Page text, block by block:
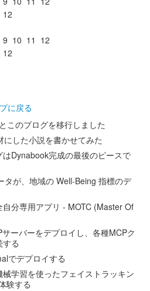
12
9 10 11 12
12
に戻る
このブログを移行しました
した小説を書かせてみた
Dynabook完成の最後のピースで
タが、地域の Well-Being 指標のデ
分専用アプリ - MOTC (Master Of
ーバーをデプロイし、各種MCPク
る
でデプロイする
学習を使ったフェイストラッキン
験する